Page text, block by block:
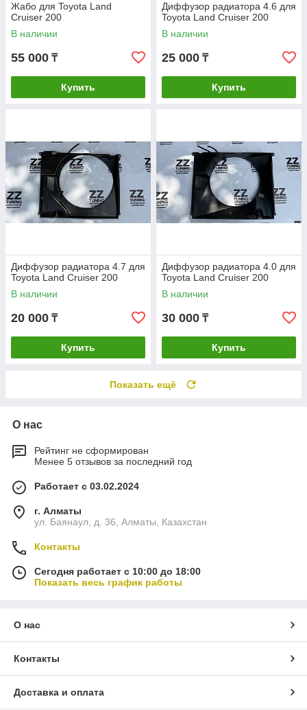
Жабо для Toyota Land
Cruiser 200
В наличии
55 000 ₸
Купить
Диффузор радиатора 4.6 для
Toyota Land Cruiser 200
В наличии
25 000 ₸
Купить
Диффузор радиатора 4.7 для
Toyota Land Cruiser 200
В наличии
20 000 ₸
Купить
Диффузор радиатора 4.0 для
Toyota Land Cruiser 200
В наличии
30 000 ₸
Купить
Показать ещё
О нас
Рейтинг не сформирован
Менее 5 отзывов за последний год
Работает с 03.02.2024
г. Алматы
ул. Баянаул, д. 36, Алматы, Казахстан
Контакты
Сегодня работает с 10:00 до 18:00
Показать весь график работы
О нас
Контакты
Доставка и оплата